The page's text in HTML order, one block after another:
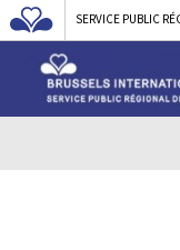
SERVICE PUBLIC